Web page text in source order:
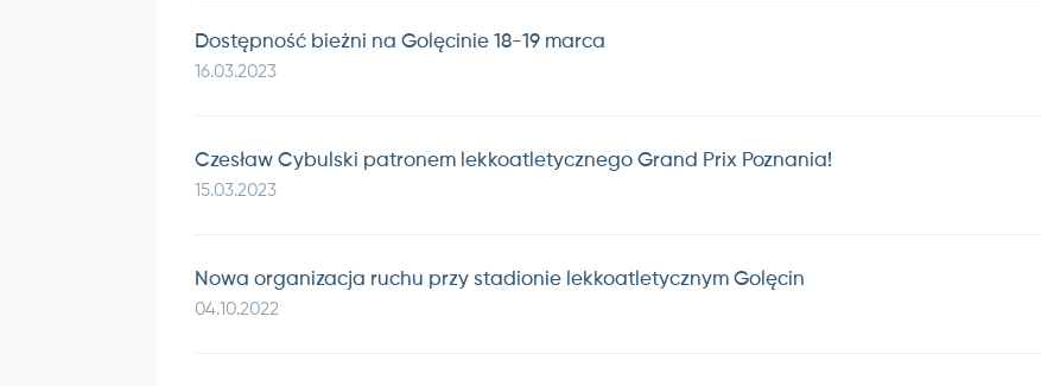
Dostępność bieżni na Golęcinie 18-19 marca
16.03.2023
Czesław Cybulski patronem lekkoatletycznego Grand Prix Poznania!
15.03.2023
Nowa organizacja ruchu przy stadionie lekkoatletycznym Golęcin
04.10.2022